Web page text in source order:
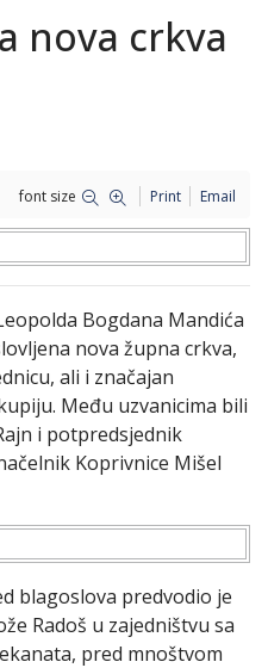
nova crkva
font size Print Email
Bogdana Mandića
nova župna crkva,
ali i značajan
Među uzvanicima bili
i potpredsjednik
Koprivnice Mišel
blagoslova predvodio je
Radoš u zajedništvu sa
pred mnoštvom